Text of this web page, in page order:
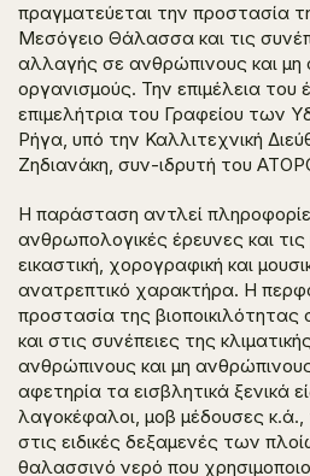
πραγματεύεται την προστασία
Μεσόγειο Θάλασσα και τις
αλλαγής σε ανθρώπινους και μη
οργανισμούς. Την επιμέλεια του
επιμελήτρια του Γραφείου των
Ρήγα, υπό την Καλλιτεχνική
Ζηδιανάκη, συν-ιδρυτή του
H παράσταση αντλεί
ανθρωπολογικές έρευνες και τις
εικαστική, χορογραφική και
ανατρεπτικό χαρακτήρα. Η
προστασία της
και στις συνέπειες της
ανθρώπινους και μη
αφετηρία τα εισβλητικά ξενικά
λαγοκέφαλοι, μοβ μέδουσες
στις ειδικές δεξαμενές των
θαλασσινό νερό που